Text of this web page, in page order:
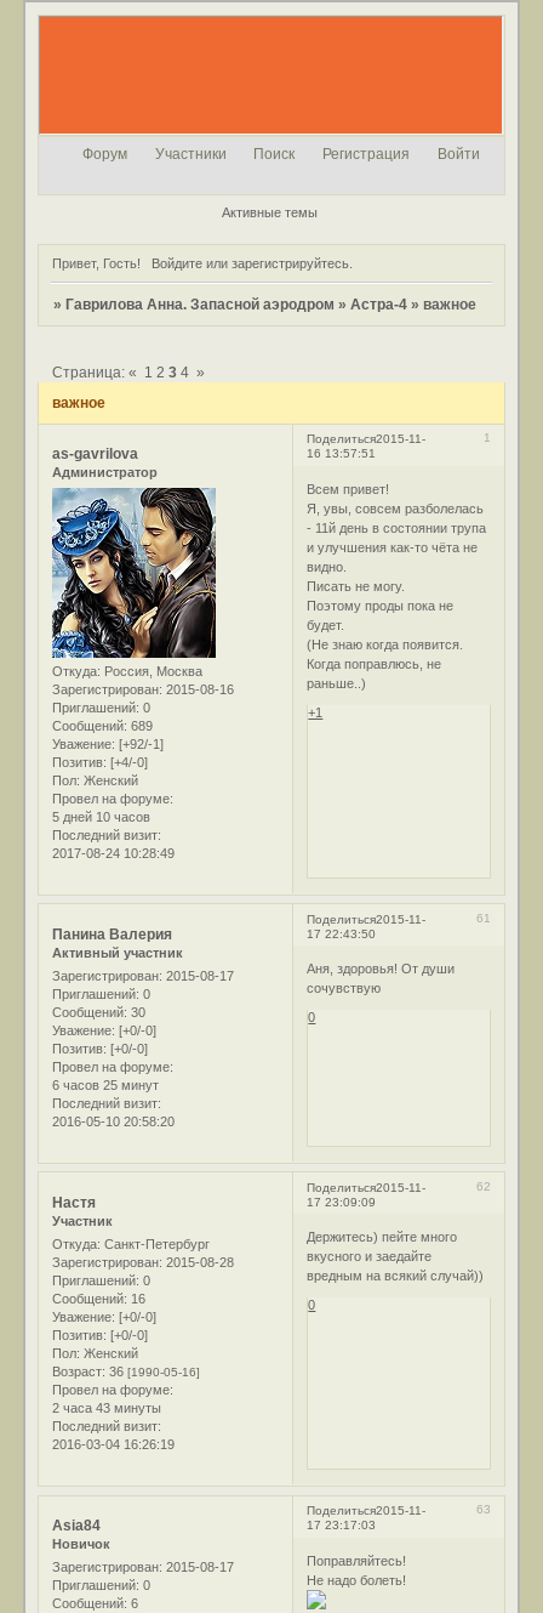
Форум Участники Поиск Регистрация Войти
Активные темы
Привет, Гость! Войдитеили зарегистрируйтесь.
» Гаврилова Анна. Запасной аэродром »Астра-4 » важное
важное
Страница:« 1 2 3 4 »
Поделиться 1
2015-11-
16 13:57:51
as-gavrilova
Администратор
Откуда: Россия, Москва
Зарегистрирован: 2015-08-16
Приглашений: 0
Сообщений: 689
Уважение: [+92/-1]
Позитив: [+4/-0]
Пол: Женский
Провел на форуме:
5 дней 10 часов
Последний визит:
2017-08-24 10:28:49
Всем привет!
Я, увы, совсем разболелась
- 11й день в состоянии трупа
и улучшения как-то чёта не
видно.
Писать не могу.
Поэтому проды пока не
будет.
(Не знаю когда появится.
Когда поправлюсь, не
раньше..)
+1
Поделиться 61
2015-11-
17 22:43:50
Панина Валерия
Активный участник
Зарегистрирован: 2015-08-17
Приглашений: 0
Сообщений: 30
Уважение: [+0/-0]
Позитив: [+0/-0]
Провел на форуме:
6 часов 25 минут
Последний визит:
2016-05-10 20:58:20
Аня, здоровья! От души
сочувствую
0
Поделиться 62
2015-11-
17 23:09:09
Настя
Участник
Откуда: Санкт-Петербург
Зарегистрирован: 2015-08-28
Приглашений: 0
Сообщений: 16
Уважение: [+0/-0]
Позитив: [+0/-0]
Пол: Женский
Возраст: 36[1990-05-16]
Провел на форуме:
2 часа 43 минуты
Последний визит:
2016-03-04 16:26:19
Держитесь) пейте много
вкусного и заедайте
вредным на всякий случай))
0
Поделиться 63
2015-11-
17 23:17:03
Asia84
Новичок
Зарегистрирован: 2015-08-17
Приглашений: 0
Сообщений: 6
Поправляйтесь!
Не надо болеть!